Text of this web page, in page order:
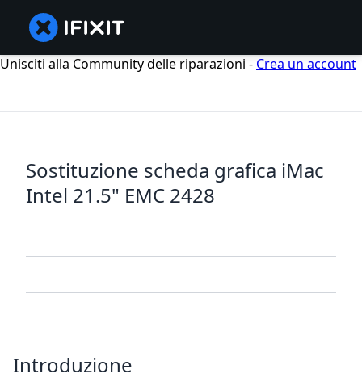
Unisciti alla Community delle riparazioni - Crea un account
Sostituzione scheda grafica iMac
Intel 21.5" EMC 2428
Introduzione